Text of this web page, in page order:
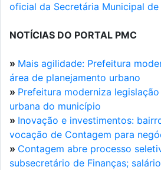
oficial da Secretária Municipal de
NOTÍCIAS DO PORTAL PMC
» Mais agilidade: Prefeitura
área de planejamento urbano
» Prefeitura moderniza
urbana do município
» Inovação e investimentos:
vocação de Contagem para
» Contagem abre processo
subsecretário de Finanças;